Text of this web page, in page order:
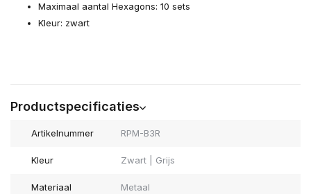
Maximaal aantal Hexagons: 10 sets
Kleur: zwart
Productspecificaties
Artikelnummer RPM-B3R
Kleur Zwart | Grijs
Materiaal Metaal